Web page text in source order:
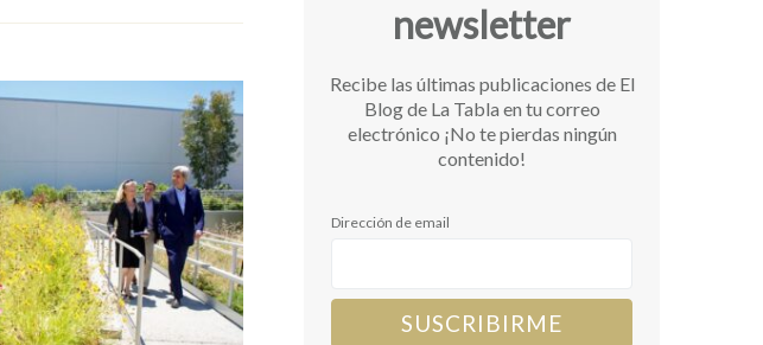
newsletter
Recibe las últimas publicaciones de El
Blog de La Tabla en tu correo
electrónico ¡No te pierdas ningún
contenido!
Dirección de email